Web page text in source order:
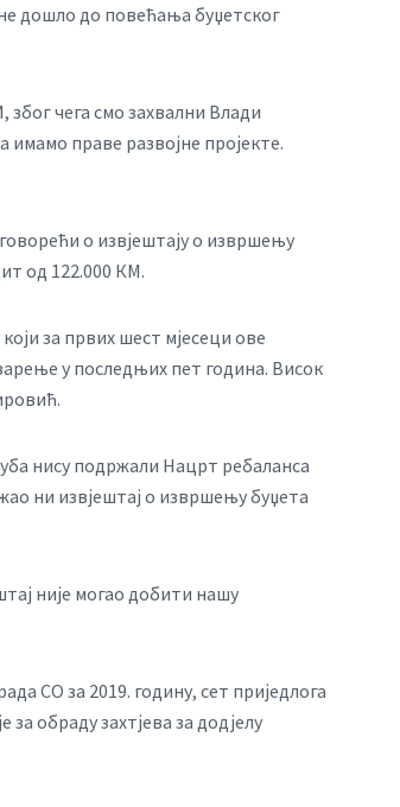
дошло до повећања буџетског
чега смо захвални Влади
имамо праве развојне пројекте.
о извјештају о извршењу
од 122.000 КМ.
за првих шест мјесеци ове
у последњих пет година. Висок
нису подржали Нацрт ребаланса
ни извјештај о извршењу буџета
није могао добити нашу
СО за 2019. годину, сет приједлога
обраду захтјева за додјелу